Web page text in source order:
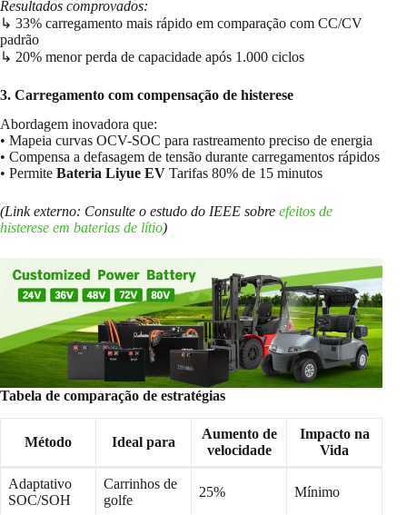
Resultados comprovados:
↳ 33% carregamento mais rápido em comparação com CC/CV
padrão
↳ 20% menor perda de capacidade após 1.000 ciclos
3. Carregamento com compensação de histerese
Abordagem inovadora que:
• Mapeia curvas OCV-SOC para rastreamento preciso de energia
• Compensa a defasagem de tensão durante carregamentos rápidos
• Permite Bateria Liyue EV Tarifas 80% de 15 minutos
(Link externo: Consulte o estudo do IEEE sobre efeitos de
histerese em baterias de lítio)
Tabela de comparação de estratégias
Método Ideal para
Aumento de
velocidade
Impacto na
Vida
Adaptativo
SOC/SOH
Carrinhos de
golfe
25% Mínimo